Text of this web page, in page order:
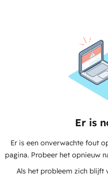
Er is
Er is een onverwachte fout
pagina. Probeer het opnieuw
Als het probleem zich blijft